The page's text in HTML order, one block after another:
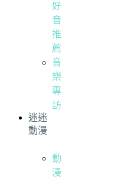
好
音
推
薦
音
樂
專
訪
迷迷
動漫
動
漫